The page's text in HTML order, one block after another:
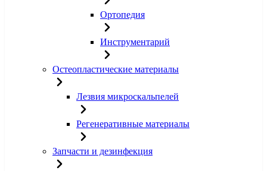
Ортопедия
Инструментарий
Остеопластические материалы
Лезвия микроскальпелей
Регенеративные материалы
Запчасти и дезинфекция